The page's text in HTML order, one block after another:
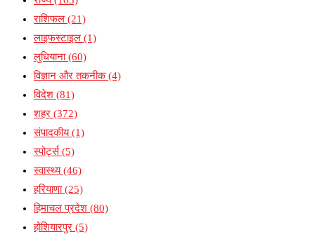
राशिफल (21)
लाइफस्टाइल (1)
लुधियाना(60)
विज्ञान और तकनीक(4)
विदेश (81)
शहर (372)
संपादकीय(1)
स्पोर्ट्स(5)
स्वास्थ्य(46)
हरियाणा(25)
हिमाचल प्रदेश (80)
होशियारपुर (5)